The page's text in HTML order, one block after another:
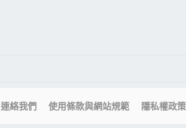
連絡我們 使用條款與網站規範 隱私權政策